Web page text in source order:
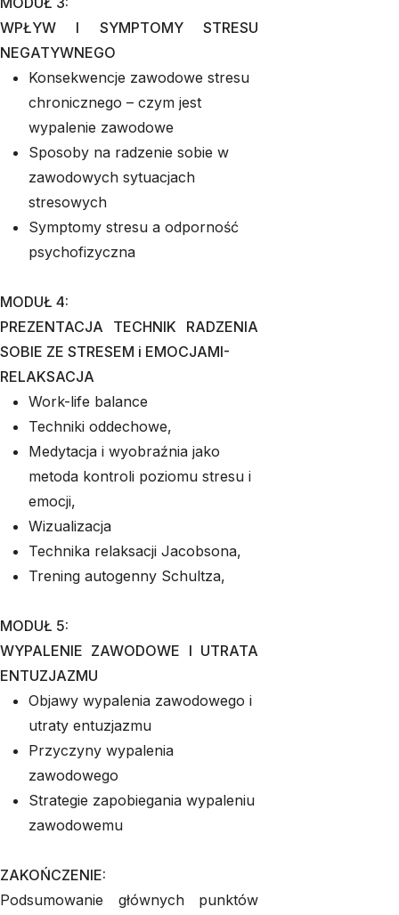
WPŁYW I SYMPTOMY STRESU
NEGATYWNEGO
Konsekwencje zawodowe stresu
chronicznego – czym jest
wypalenie zawodowe
Sposoby na radzenie sobie w
zawodowych sytuacjach
stresowych
Symptomy stresu a odporność
psychofizyczna
MODUŁ 4:
PREZENTACJA TECHNIK RADZENIA
SOBIE ZE STRESEM i EMOCJAMI-
RELAKSACJA
Work-life balance
Techniki oddechowe,
Medytacja i wyobraźnia jako
metoda kontroli poziomu stresu i
emocji,
Wizualizacja
Technika relaksacji Jacobsona,
Trening autogenny Schultza,
MODUŁ 5:
WYPALENIE ZAWODOWE I UTRATA
ENTUZJAZMU
Objawy wypalenia zawodowego i
utraty entuzjazmu
Przyczyny wypalenia
zawodowego
Strategie zapobiegania wypaleniu
zawodowemu
ZAKOŃCZENIE:
Podsumowanie głównych punktów